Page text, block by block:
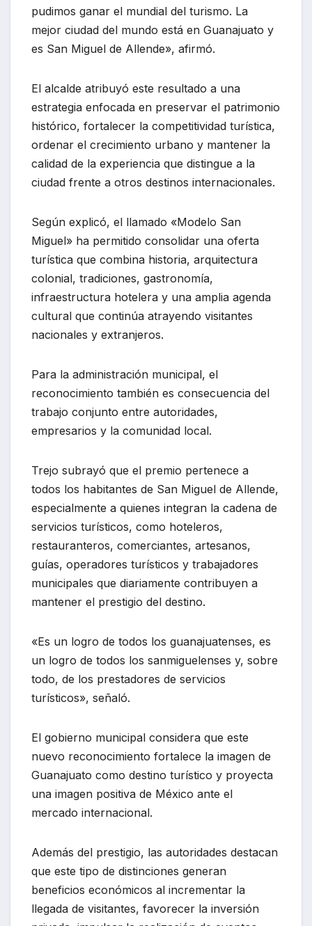
pudimos ganar el mundial del turismo. La
mejor ciudad del mundo está en Guanajuato y
es San Miguel de Allende», afirmó.
El alcalde atribuyó este resultado a una
estrategia enfocada en preservar el patrimonio
histórico, fortalecer la competitividad turística,
ordenar el crecimiento urbano y mantener la
calidad de la experiencia que distingue a la
ciudad frente a otros destinos internacionales.
Según explicó, el llamado «Modelo San
Miguel» ha permitido consolidar una oferta
turística que combina historia, arquitectura
colonial, tradiciones, gastronomía,
infraestructura hotelera y una amplia agenda
cultural que continúa atrayendo visitantes
nacionales y extranjeros.
Para la administración municipal, el
reconocimiento también es consecuencia del
trabajo conjunto entre autoridades,
empresarios y la comunidad local.
Trejo subrayó que el premio pertenece a
todos los habitantes de San Miguel de Allende,
especialmente a quienes integran la cadena de
servicios turísticos, como hoteleros,
restauranteros, comerciantes, artesanos,
guías, operadores turísticos y trabajadores
municipales que diariamente contribuyen a
mantener el prestigio del destino.
«Es un logro de todos los guanajuatenses, es
un logro de todos los sanmiguelenses y, sobre
todo, de los prestadores de servicios
turísticos», señaló.
El gobierno municipal considera que este
nuevo reconocimiento fortalece la imagen de
Guanajuato como destino turístico y proyecta
una imagen positiva de México ante el
mercado internacional.
Además del prestigio, las autoridades destacan
que este tipo de distinciones generan
beneficios económicos al incrementar la
llegada de visitantes, favorecer la inversión